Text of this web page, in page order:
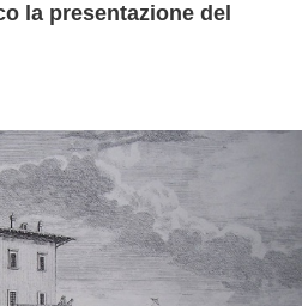
la presentazione del